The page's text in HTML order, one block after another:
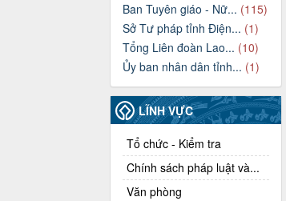
Ban Tuyên giáo - Nữ... (115)
Sở Tư pháp tỉnh Điện... (1)
Tổng Liên đoàn Lao... (10)
Ủy ban nhân dân tỉnh... (1)
LĨNH VỰC
Tổ chức - Kiểm tra
Chính sách pháp luật và...
Văn phòng